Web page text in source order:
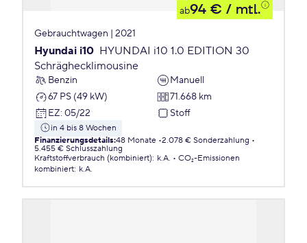
ab94 € / mtl.
Gebrauchtwagen | 2021
Hyundai i10 HYUNDAI i10 1.0 EDITION 30
Schräghecklimousine
Benzin
Manuell
67 PS (49 kW)
71.668 km
EZ: 05/22 Stoff
in 4 bis 8 Wochen
Finanzierungsdetails:48 Monate 2.078 € Sonderzahlung
5.455 € Schlusszahlung
Kraftstoffverbrauch (kombiniert): k.A.
CO₂-Emissionen
kombiniert: k.A.